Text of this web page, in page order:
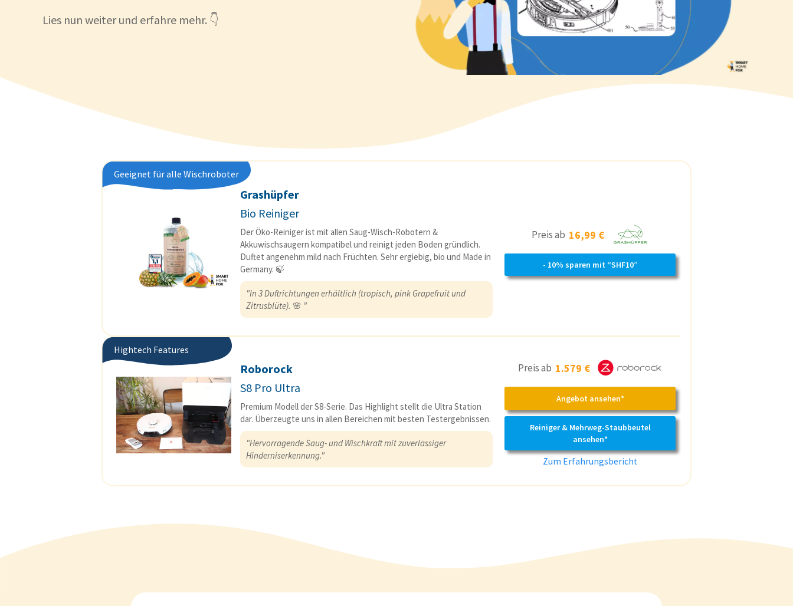
Lies nun weiter und erfahre mehr. 👇
Geeignet für alle Wischroboter
Grashüpfer
Bio Reiniger
Der Öko-Reiniger ist mit allen Saug-Wisch-Robotern &
Akkuwischsaugern kompatibel und reinigt jeden Boden gründlich.
Duftet angenehm mild nach Früchten. Sehr ergiebig, bio und Made in
Germany. 🍃
"In 3 Duftrichtungen erhältlich (tropisch, pink Grapefruit und
Zitrusblüte). 🌸 "
Preis ab 16,99 €
- 10% sparen mit “SHF10”
Hightech Features
Roborock
S8 Pro Ultra
Premium Modell der S8-Serie. Das Highlight stellt die Ultra Station
dar. Überzeugte uns in allen Bereichen mit besten Testergebnissen.
"Hervorragende Saug- und Wischkraft mit zuverlässiger
Hinderniserkennung."
Preis ab 1.579 €
Angebot ansehen*
Reiniger & Mehrweg-Staubbeutel
ansehen*
Zum Erfahrungsbericht